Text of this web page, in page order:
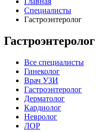
Специалисты
Гастроэнтеролог
Гастроэнтеролог
Все специалисты
Гинеколог
Врач УЗИ
Гастроэнтеролог
Дерматолог
Кардиолог
Невролог
ЛОР